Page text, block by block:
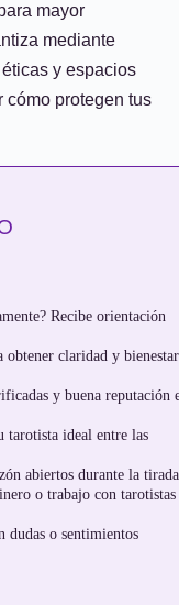
mayor
mediante
y espacios
cómo protegen tus
Recibe orientación
obtener claridad y bienestar
y buena reputación
tarotista ideal entre las
abiertos durante la tirada
o trabajo con tarotistas
dudas o sentimientos